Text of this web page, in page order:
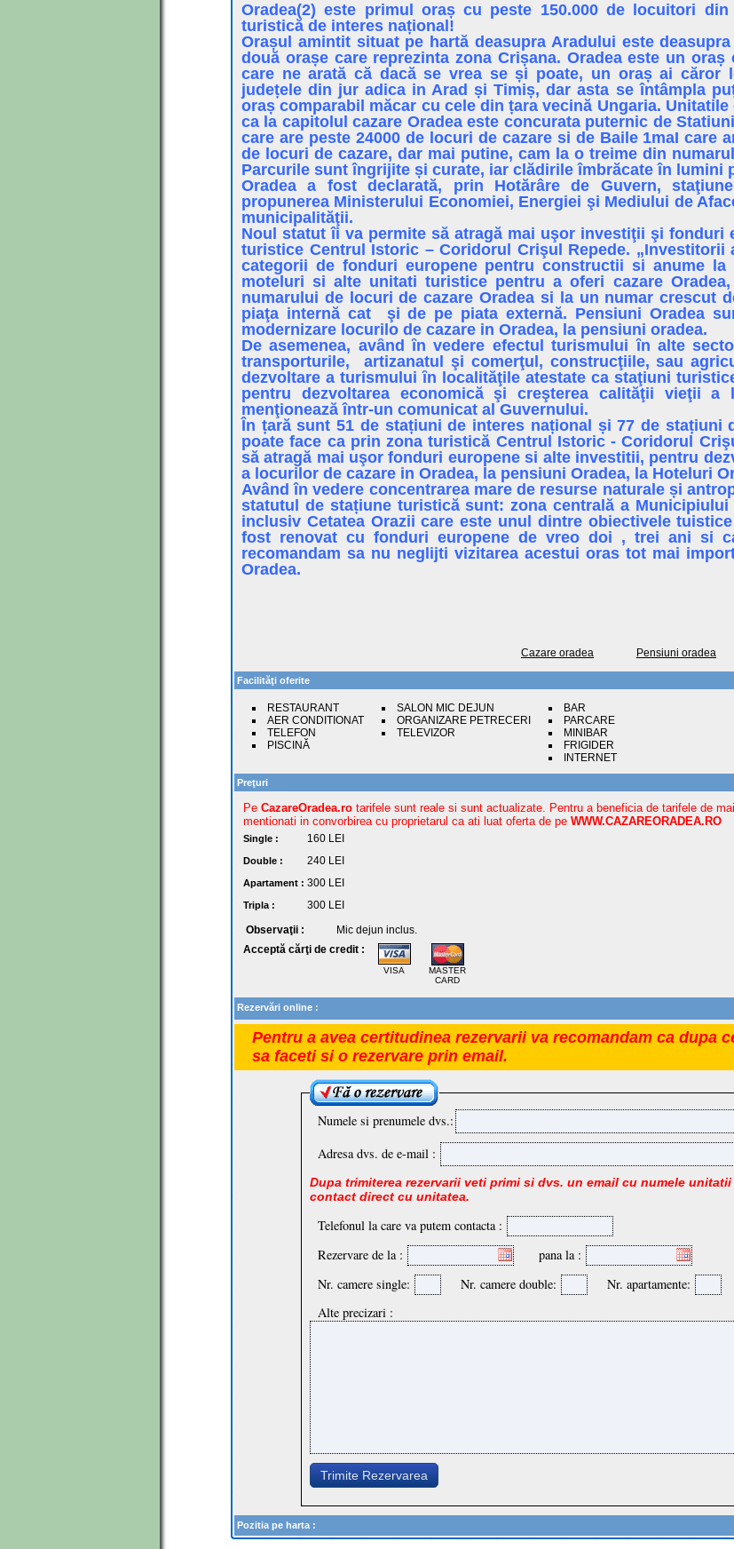
Oradea(2) este primul oraș cu peste 150.000 de locuitori
turistică de interes național!
Orașul amintit situat pe hartă deasupra Aradului este
două orașe care reprezinta zona Crișana. Oradea este un
care ne arată că dacă se vrea se și poate, un oraș ai căror
județele din jur adica in Arad și Timiș, dar asta se întâmpla
oraș comparabil măcar cu cele din țara vecină Ungaria.
ca la capitolul cazare Oradea este concurata puternic de
care are peste 24000 de locuri de cazare si de Baile 1maI care
de locuri de cazare, dar mai putine, cam la o treime din
Parcurile sunt îngrijite și curate, iar clădirile îmbrăcate în lumini
Oradea a fost declarată, prin Hotărâre de Guvern,
propunerea Ministerului Economiei, Energiei şi Mediului de
municipalităţii.
Noul statut îi va permite să atragă mai uşor investiţii şi fonduri
turistice Centrul Istoric – Coridorul Crişul Repede. „Investitorii
categorii de fonduri europene pentru constructii si anume la
moteluri si alte unitati turistice pentru a oferi cazare
numarului de locuri de cazare Oradea si la un numar crescut
piaţa internă cat şi de pe piata externă. Pensiuni Oradea
modernizare locurilo de cazare in Oradea, la pensiuni oradea.
De asemenea, avȃnd ȋn vedere efectul turismului ȋn alte
transporturile, artizanatul şi comerţul, construcţiile, sau
dezvoltare a turismului ȋn localităţile atestate ca staţiuni
pentru dezvoltarea economică şi creşterea calităţii vieţii a
menţionează într-un comunicat al Guvernului.
În țară sunt 51 de stațiuni de interes național și 77 de stațiuni
poate face ca prin zona turistică Centrul Istoric - Coridorul
să atragă mai uşor fonduri europene si alte investitii, pentru
a locurilor de cazare in Oradea, la pensiuni Oradea, la Hoteluri
Având în vedere concentrarea mare de resurse naturale și
statutul de stațiune turistică sunt: zona centrală a Municipiului
inclusiv Cetatea Orazii care este unul dintre obiectivele
fost renovat cu fonduri europene de vreo doi , trei ani si
recomandam sa nu neglijti vizitarea acestui oras tot mai
Oradea.
Cazare oradea Pensiuni oradea
Facilităţi oferite
RESTAURANT
AER CONDITIONAT
TELEFON
PISCINĂ
SALON MIC DEJUN
ORGANIZARE PETRECERI
TELEVIZOR
BAR
PARCARE
MINIBAR
FRIGIDER
INTERNET
Preţuri
Pe CazareOradea.ro tarifele sunt reale si sunt actualizate. Pentru a beneficia de tarifele de
mentionati in convorbirea cu proprietarul ca ati luat oferta de pe WWW.CAZAREORADEA.RO
Single : 160 LEI
Double : 240 LEI
Apartament : 300 LEI
Tripla : 300 LEI
Observaţii :
Mic dejun inclus.
Acceptă cărţi de credit :
VISA
MASTER
CARD
Rezervări online :
Pentru a avea certitudinea rezervarii va recomandam ca dupa
sa faceti si o rezervare prin email.
Numele si prenumele dvs.:
Adresa dvs. de e-mail :
Dupa trimiterea rezervarii veti primi si dvs. un email cu numele
contact direct cu unitatea.
Telefonul la care va putem contacta :
Rezervare de la :
pana la :
Nr. camere single:
Nr. camere double:
Nr. apartamente:
Alte precizari :
Trimite Rezervarea
Pozitia pe harta :